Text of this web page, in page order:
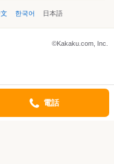
한국어 日本語
©Kakaku.com, Inc.
電話